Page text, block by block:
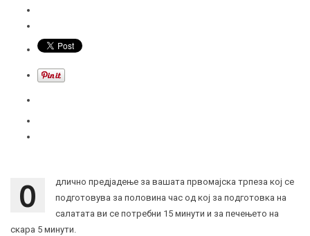
О
длично предјадење за вашата првомајска трпеза кој се
подготовува за половина час од кој за подготовка на
салатата ви се потребни 15 минути и за печењето на
скара 5 минути.